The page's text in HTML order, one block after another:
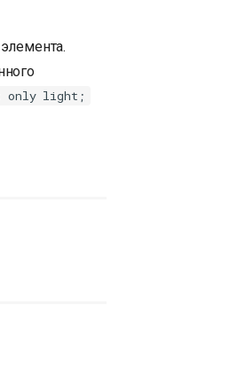
only light;